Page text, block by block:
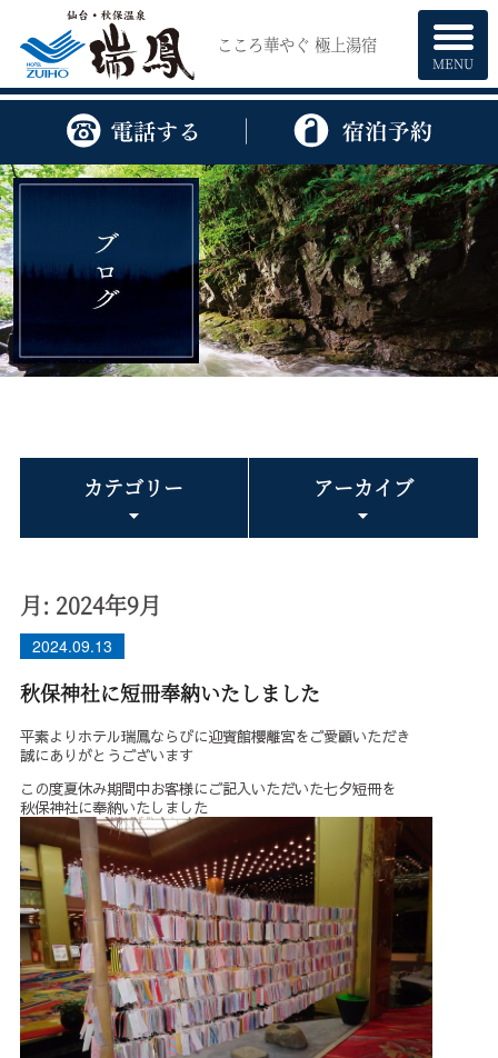
こころ華やぐ 極上湯宿
MENU
カテゴリー アーカイブ
月: 2024年9月
2024.09.13
秋保神社に短冊奉納いたしました
平素よりホテル瑞鳳ならびに迎賓館櫻離宮をご愛顧いただき
誠にありがとうございます
この度夏休み期間中お客様にご記入いただいた七夕短冊を
秋保神社に奉納いたしました